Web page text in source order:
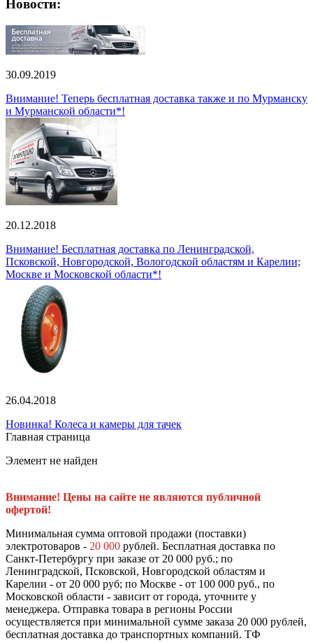
Новости:
30.09.2019
Внимание! Теперь бесплатная доставка также и по Мурманску
и Мурманской области*!
20.12.2018
Внимание! Бесплатная доставка по Ленинградской,
Псковской, Новгородской, Вологодской областям и Карелии;
Москве и Московской области*!
26.04.2018
Новинка! Колеса и камеры для тачек
Главная страница
Элемент не найден
Внимание! Цены на сайте не являются публичной
офертой!
Минимальная сумма оптовой продажи (поставки)
электротоваров - 20 000 рублей. Бесплатная доставка по
Санкт-Петербургу при заказе от 20 000 руб.; по
Ленинградской, Псковской, Новгородской областям и
Карелии - от 20 000 руб; по Москве - от 100 000 руб., по
Московской области - зависит от города, уточните у
менеджера. Отправка товара в регионы России
осуществляется при минимальной сумме заказа 20 000 рублей,
бесплатная доставка до транспортных компаний. ТФ